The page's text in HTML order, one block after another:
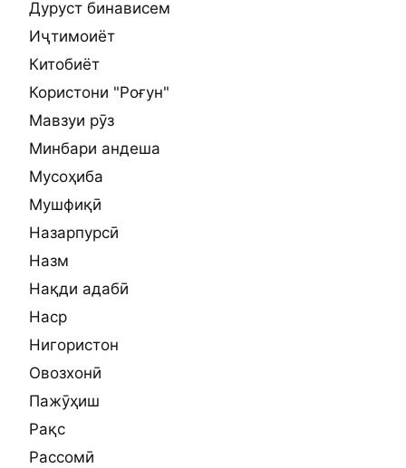
Дуруст бинависем
Иҷтимоиёт
Китобиёт
Користони "Роғун"
Мавзуи рӯз
Минбари андеша
Мусоҳиба
Мушфиқӣ
Назарпурсӣ
Назм
Нақди адабӣ
Наср
Нигористон
Овозхонӣ
Пажӯҳиш
Рақс
Рассомӣ